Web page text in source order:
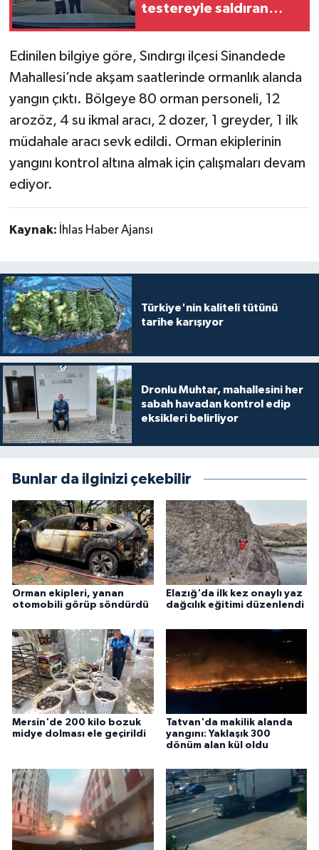
testereyle saldıran
Edinilen bilgiye göre, Sındırgı ilçesi Sinandede
Mahallesi’nde akşam saatlerinde ormanlık alanda
yangın çıktı. Bölgeye 80 orman personeli, 12
arozöz, 4 su ikmal aracı, 2 dozer, 1 greyder, 1 ilk
müdahale aracı sevk edildi. Orman ekiplerinin
yangını kontrol altına almak için çalışmaları devam
ediyor.
Kaynak: İhlas Haber Ajansı
Türkiye'nin kaliteli tütünü
tarihe karışıyor
Dronlu Muhtar, mahallesini her
sabah havadan kontrol edip
eksikleri belirliyor
Bunlar da ilginizi çekebilir
Orman ekipleri, yanan
otomobili görüp söndürdü
Elazığ'da ilk kez onaylı yaz
dağcılık eğitimi düzenlendi
Mersin'de 200 kilo bozuk
midye dolması ele geçirildi
Tatvan'da makilik alanda
yangını: Yaklaşık 300
dönüm alan kül oldu
Yaşam